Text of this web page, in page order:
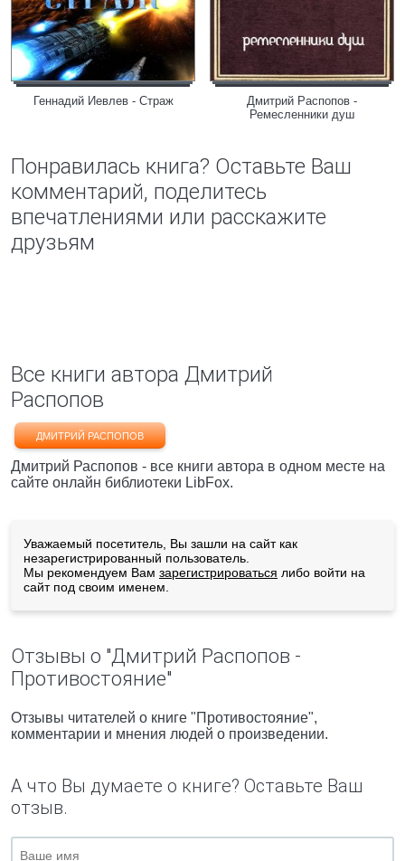
Геннадий Иевлев - Страж
Дмитрий Распопов -
Ремесленники душ
Понравилась книга? Оставьте Ваш
комментарий, поделитесь
впечатлениями или расскажите
друзьям
Все книги автора Дмитрий
Распопов
ДМИТРИЙ РАСПОПОВ
Дмитрий Распопов - все книги автора в одном месте на
сайте онлайн библиотеки LibFox.
Уважаемый посетитель, Вы зашли на сайт как
незарегистрированный пользователь.
Мы рекомендуем Вам зарегистрироваться либо войти на
сайт под своим именем.
Отзывы о "Дмитрий Распопов -
Противостояние"
Отзывы читателей о книге "Противостояние",
комментарии и мнения людей о произведении.
А что Вы думаете о книге? Оставьте Ваш
отзыв.